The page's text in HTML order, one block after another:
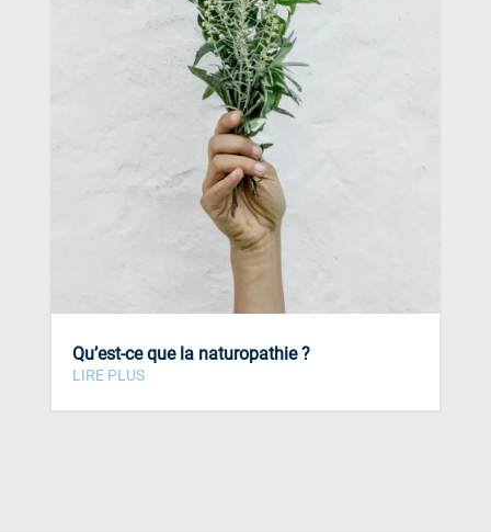
Qu’est-ce que la naturopathie ?
LIRE PLUS